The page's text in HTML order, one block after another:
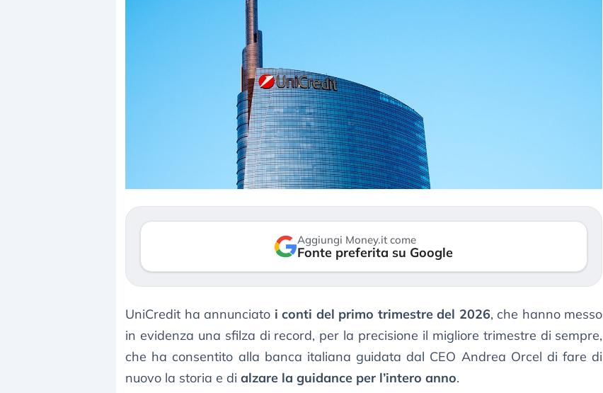
Aggiungi Money.it come
Fonte preferita su Google
UniCredit ha annunciato i conti del primo trimestre del 2026, che hanno messo
in evidenza una sfilza di record, per la precisione il migliore trimestre di sempre,
che ha consentito alla banca italiana guidata dal CEO Andrea Orcel di fare di
nuovo la storia e di alzare la guidance per l’intero anno.
Dalle valutazioni estreme alla
correzione. Cosa sta guidando il
repricing degli asset?
3 agosto 2026
«La mia vita è rovinata». Investitori
in preda al panico dopo lo scoppio
della bolla AI
Kospi, mentre gli investitori retail (…)
30 luglio 2026